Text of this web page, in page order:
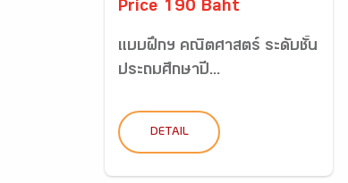
Price 190 Baht
แบบฝึกฯ คณิตศาสตร์ ระดับชั้น
ประถมศึกษาปี...
DETAIL